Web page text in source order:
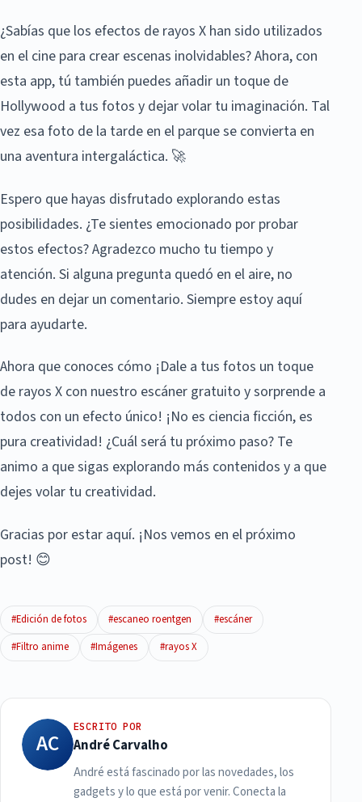
¿Sabías que los efectos de rayos X han sido utilizados
en el cine para crear escenas inolvidables? Ahora, con
esta app, tú también puedes añadir un toque de
Hollywood a tus fotos y dejar volar tu imaginación. Tal
vez esa foto de la tarde en el parque se convierta en
una aventura intergaláctica. 🚀
Espero que hayas disfrutado explorando estas
posibilidades. ¿Te sientes emocionado por probar
estos efectos? Agradezco mucho tu tiempo y
atención. Si alguna pregunta quedó en el aire, no
dudes en dejar un comentario. Siempre estoy aquí
para ayudarte.
Ahora que conoces cómo ¡Dale a tus fotos un toque
de rayos X con nuestro escáner gratuito y sorprende a
todos con un efecto único! ¡No es ciencia ficción, es
pura creatividad! ¿Cuál será tu próximo paso? Te
animo a que sigas explorando más contenidos y a que
dejes volar tu creatividad.
Gracias por estar aquí. ¡Nos vemos en el próximo
post! 😊
#Edición de fotos #escaneo roentgen
#escáner
#Filtro anime
#Imágenes #rayos X
AC
ESCRITO POR
André Carvalho
André está fascinado por las novedades, los
gadgets y lo que está por venir. Conecta la